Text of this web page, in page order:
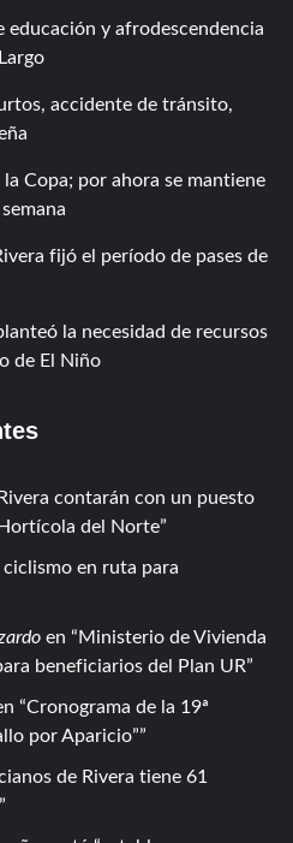
educación y afrodescendencia
accidente de tránsito,
Copa; por ahora se mantiene
fijó el período de pases de
la necesidad de recursos
de El Niño
contarán con un puesto
del Norte
ciclismo en ruta para
en
Ministerio de Vivienda
beneficiarios del Plan UR
Cronograma de la 19ª
por Aparicio”
de Rivera tiene 61